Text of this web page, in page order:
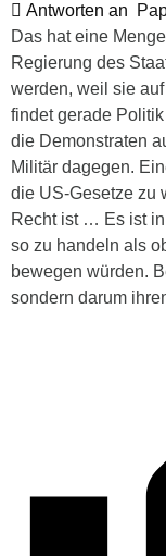
Antworten an
Das hat eine
Regierung des
werden, weil sie
findet gerade
die Demonstraten
Militär dagegen.
die US-Gesetze zu
Recht ist … Es ist
so zu handeln als
bewegen würden.
sondern darum